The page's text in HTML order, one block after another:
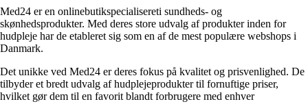
Med24 er en onlinebutikspecialisereti sundheds- og
skønhedsprodukter. Med deres store udvalg af produkter inden for
hudpleje har de etableret sig som en af de mest populære webshops i
Danmark.
Det unikke ved Med24 er deres fokus på kvalitet og prisvenlighed. De
tilbyder et bredt udvalg af hudplejeprodukter til fornuftige priser,
hvilket gør dem til en favorit blandt forbrugere med enhver